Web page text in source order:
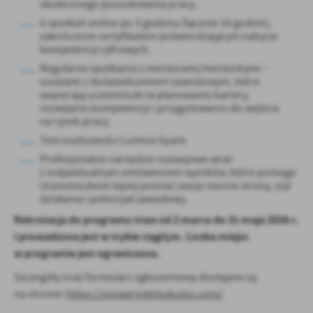
skutecznego poszukiwania pracy.
6 spotkań online po 3 godziny (łącznie 18 godzin),
zakończone certyfikatem potwierdzającym nabycie
kompetencji cyfrowych.
Regularne spotkania z mentorami/mentorkami –
osobami z doświadczeniem zawodowym, które
wspierają uczestniczki w planowaniu kariery,
rozwijaniu kompetencji i przygotowaniu do wejścia
na rynek pracy.
Test osobowości Lumina Spark
Profesjonalne narzędzie rozwojowe wraz
z indywidualnym omówieniem wyników, które pomaga
Uczestniczkom lepiej poznać swoje mocne strony, styl
działania i potencjał zawodowy.
Rekrutacja do programu trwa od 2 marca do 31 maja 2026 r.
i prowadzona jest w trybie ciągłym. Liczba miejsc
w programie jest ograniczona.
Szczegóły oraz formularz zgłoszeniowy dostępne są
na stronie:
https://uniwersytetsukcesu.com/